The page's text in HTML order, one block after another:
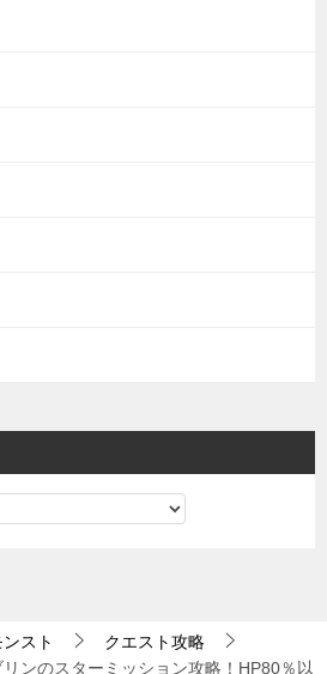
ンスト
クエスト攻略
リンのスターミッション攻略！HP80％以